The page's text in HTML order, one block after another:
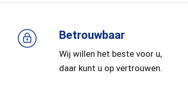
Betrouwbaar
Wij willen het beste voor u,
daar kunt u op vertrouwen.